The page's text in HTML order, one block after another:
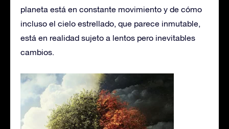
planeta está en constante movimiento y de cómo
incluso el cielo estrellado, que parece inmutable,
está en realidad sujeto a lentos pero inevitables
cambios.